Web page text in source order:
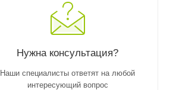
Нужна консультация?
Наши специалисты ответят на любой
интересующий вопрос